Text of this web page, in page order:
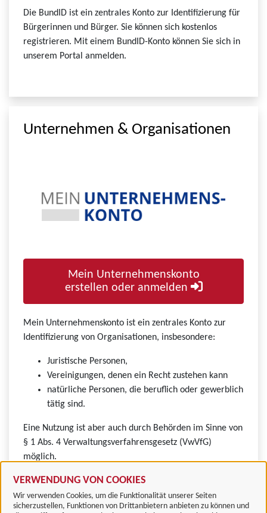
VERWENDUNG VON COOKIES
Wir verwenden Cookies, um die Funktionalität unserer Seiten
sicherzustellen, Funktionen von Drittanbietern anbieten zu können und
Die BundID ist ein zentrales Konto zur Identifizierung für
Bürgerinnen und Bürger. Sie können sich kostenlos
registrieren. Mit einem BundID-Konto können Sie sich in
unserem Portal anmelden.
Unternehmen & Organisationen
Mein Unternehmenskonto
erstellen oder anmelden
Mein Unternehmenskonto ist ein zentrales Konto zur
Identifizierung von Organisationen, insbesondere:
Juristische Personen,
Vereinigungen, denen ein Recht zustehen kann
natürliche Personen, die beruflich oder gewerblich
tätig sind.
Eine Nutzung ist aber auch durch Behörden im Sinne von
§ 1 Abs. 4 Verwaltungsverfahrensgesetz (VwVfG)
möglich.